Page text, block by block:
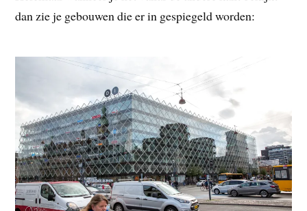
dan zie je gebouwen die er in gespiegeld worden: